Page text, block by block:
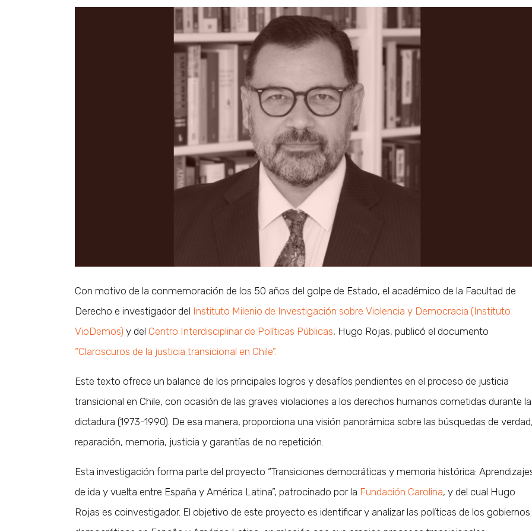
Con motivo de la conmemoración de los 50 años del golpe de Estado, el académico de la Facultad de
Derecho e investigador del Instituto Milenio de Investigación sobre Violencia y Democracia (Instituto
VioDemos) y del Centro Interdisciplinar de Políticas Públicas, Hugo Rojas, publicó el documento
“Claroscuros de la justicia transicional en Chile”.
Este texto ofrece un balance de los principales logros y desafíos pendientes en el proceso de justicia
transicional en Chile, con ocasión de las graves violaciones a los derechos humanos cometidas durante la
dictadura (1973-1990). De esa manera, proporciona una visión panorámica sobre las búsquedas de
reparación, memoria, justicia y garantías de no repetición.
Esta investigación forma parte del proyecto “Transiciones democráticas y memoria histórica:
de ida y vuelta entre España y América Latina”, patrocinado por la Fundación Carolina, y del cual Hugo
Rojas es coinvestigador. El objetivo de este proyecto es identificar y analizar las políticas de los gobiernos